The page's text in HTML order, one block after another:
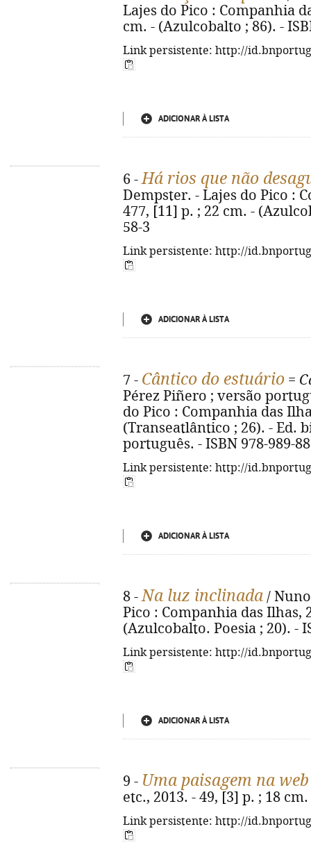
Lajes do Pico : Companhia
cm. - (Azulcobalto ; 86). -
Link persistente: http://
ADICIONAR À LISTA
6 -Há rios que não
Dempster. - Lajes do Pico :
477, [11] p. ; 22 cm. -
58-3
Link persistente: http://
ADICIONAR À LISTA
7 - Cântico do estuário =
Pérez Piñero ; versão
do Pico : Companhia das
(Transeatlântico ; 26). - Ed.
português. - ISBN 978-989-
Link persistente: http://
ADICIONAR À LISTA
8 -Na luz inclinada /
Pico : Companhia das Ilhas,
(Azulcobalto. Poesia ; 20). -
Link persistente: http://
ADICIONAR À LISTA
9 - Uma paisagem na web
etc., 2013. - 49, [3] p. ; 18
Link persistente: http://